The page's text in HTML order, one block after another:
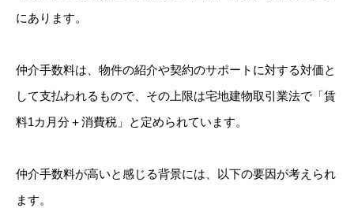
にあります。
仲介手数料は、物件の紹介や契約のサポートに対する対価と
して支払われるもので、その上限は宅地建物取引業法で「賃
料1カ月分＋消費税」と定められています。
仲介手数料が高いと感じる背景には、以下の要因が考えられ
ます。